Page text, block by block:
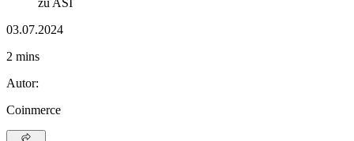
03.07.2024
2 mins
Autor:
Coinmerce